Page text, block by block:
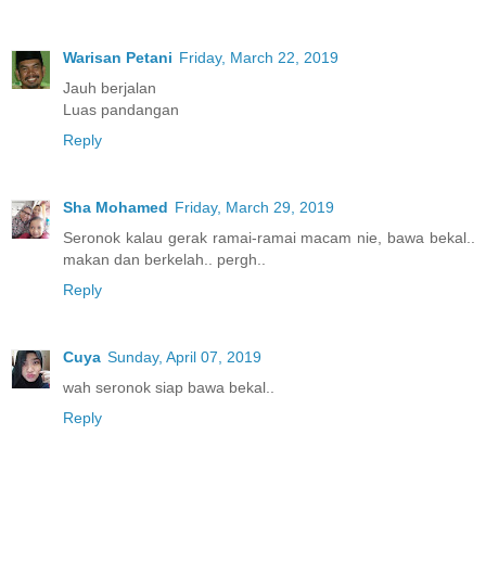
Warisan Petani Friday, March 22, 2019
Jauh berjalan
Luas pandangan
Reply
Sha Mohamed Friday, March 29, 2019
Seronok kalau gerak ramai-ramai macam nie, bawa bekal..
makan dan berkelah.. pergh..
Reply
Cuya Sunday, April 07, 2019
wah seronok siap bawa bekal..
Reply